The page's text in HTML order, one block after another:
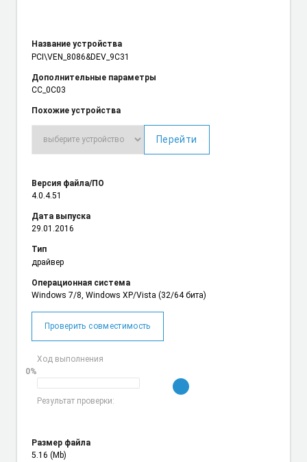
Название устройства
PCI\VEN_8086&DEV_9C31
Дополнительные параметры
CC_0C03
Похожие устройства
Перейти
Версия файла/ПО
4.0.4.51
Дата выпуска
29.01.2016
Тип
драйвер
Операционная система
Windows 7/8, Windows XP/Vista (32/64 бита)
Проверить совместимость
Ход выполнения
0%
Результат проверки:
Размер файла
5.16 (Mb)